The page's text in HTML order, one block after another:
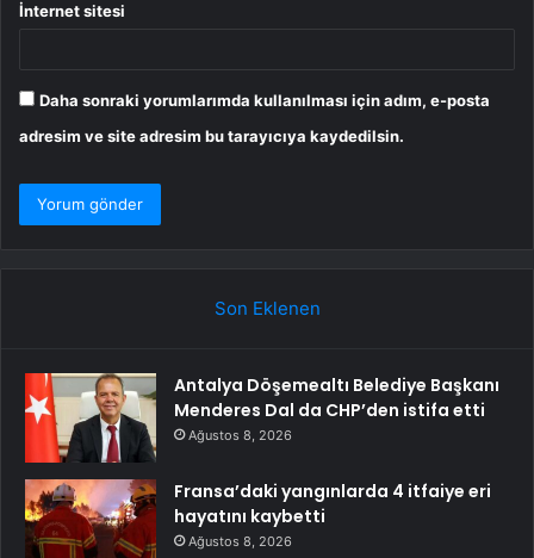
İnternet sitesi
Daha sonraki yorumlarımda kullanılması için adım, e-posta
adresim ve site adresim bu tarayıcıya kaydedilsin.
Son Eklenen
Antalya Döşemealtı Belediye Başkanı
Menderes Dal da CHP’den istifa etti
Ağustos 8, 2026
Fransa’daki yangınlarda 4 itfaiye eri
hayatını kaybetti
Ağustos 8, 2026